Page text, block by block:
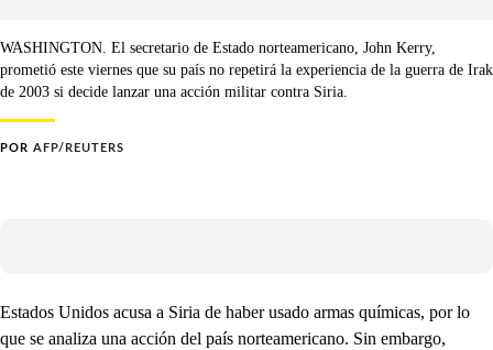
WASHINGTON. El secretario de Estado norteamericano, John Kerry,
prometió este viernes que su país no repetirá la experiencia de la guerra de Irak
de 2003 si decide lanzar una acción militar contra Siria.
POR AFP/REUTERS
Estados Unidos acusa a Siria de haber usado armas químicas, por lo
que se analiza una acción del país norteamericano. Sin embargo,